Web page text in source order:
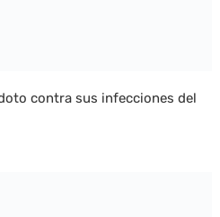
contra sus infecciones del